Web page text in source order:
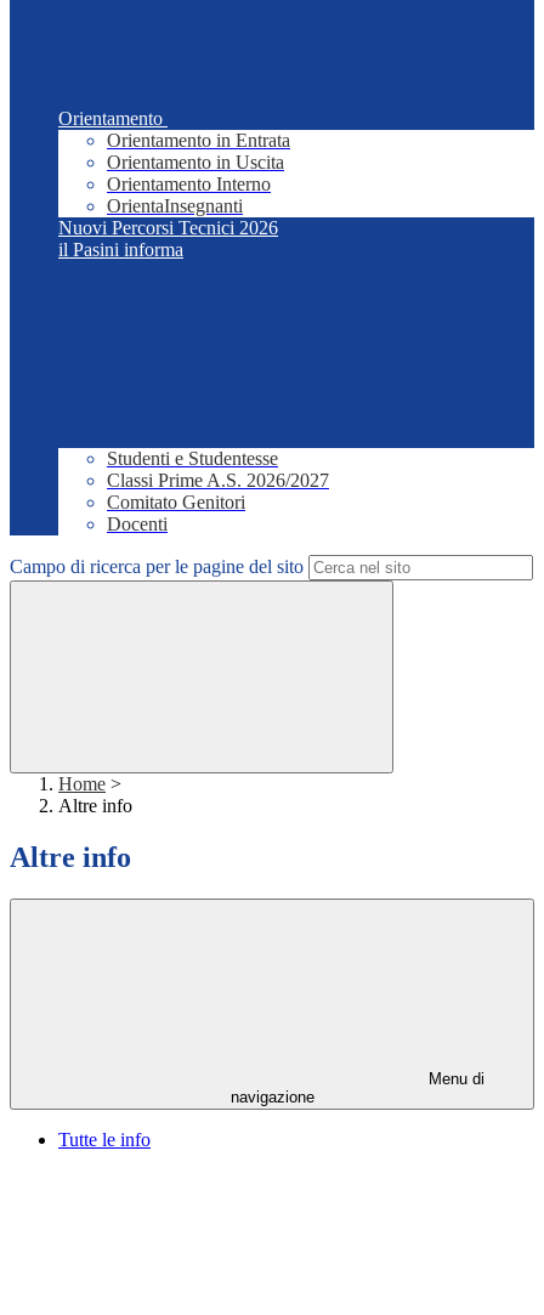
Orientamento
Orientamento in Entrata
Orientamento in Uscita
Orientamento Interno
OrientaInsegnanti
Nuovi Percorsi Tecnici 2026
il Pasini informa
Studenti e Studentesse
Classi Prime A.S. 2026/2027
Comitato Genitori
Docenti
Campo di ricerca per le pagine del sito
Home >
Altre info
Altre info
Menu di
navigazione
Tutte le info